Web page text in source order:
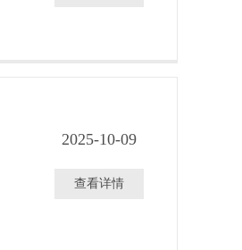
2025-10-09
查看详情